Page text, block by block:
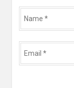
Name
*
Email
*